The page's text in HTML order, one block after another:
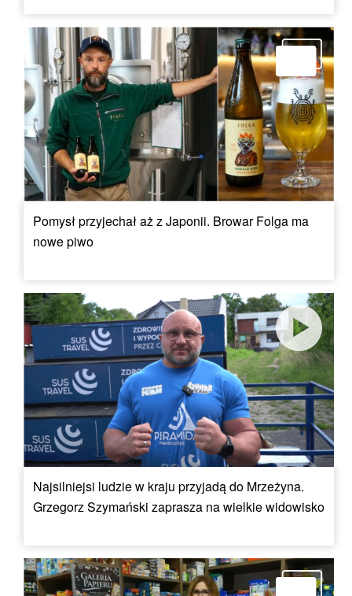
Pomysł przyjechał aż z Japonii. Browar Folga ma
nowe piwo
Najsilniejsi ludzie w kraju przyjadą do Mrzeżyna.
Grzegorz Szymański zaprasza na wielkie widowisko